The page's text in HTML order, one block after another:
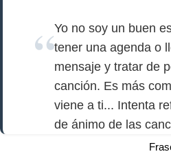
Yo no soy un buen
tener una agenda o
mensaje y tratar de
canción. Es más
viene a ti... Intenta
de ánimo de las